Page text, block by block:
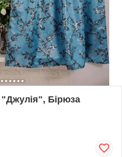
Бірюза